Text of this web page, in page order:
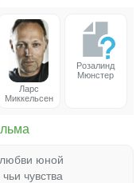
Ларс
Миккельсен
Розалинд
Мюнстер
юной
чувства